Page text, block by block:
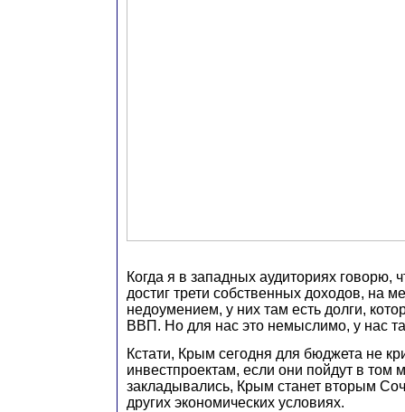
Когда я в западных аудиториях говорю,
достиг трети собственных доходов, на
недоумением, у них там есть долги,
ВВП. Но для нас это немыслимо, у нас
Кстати, Крым сегодня для бюджета не
инвестпроектам, если они пойдут в том
закладывались, Крым станет вторым
других экономических условиях.